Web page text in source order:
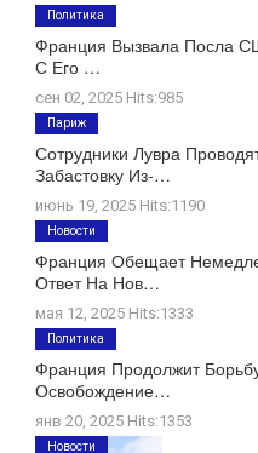
Франция Вызвала Посла
С Его …
сен 02, 2025 Hits:985
Политика
Сотрудники Лувра
Забастовку Из-…
июнь 19, 2025 Hits:1190
Париж
Франция Обещает
Ответ На Нов…
мая 12, 2025 Hits:1333
Новости
Франция Продолжит
Освобождение…
янв 20, 2025 Hits:1353
Политика
Новости